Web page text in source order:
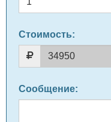
Стоимость:
Сообщение: